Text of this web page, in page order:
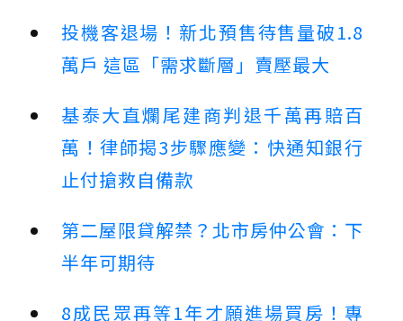
投機客退場！新北預售待售量破1.8
萬戶 這區「需求斷層」賣壓最大
基泰大直爛尾建商判退千萬再賠百
萬！律師揭3步驟應變：快通知銀行
止付搶救自備款
第二屋限貸解禁？北市房仲公會：下
半年可期待
8成民眾再等1年才願進場買房！專